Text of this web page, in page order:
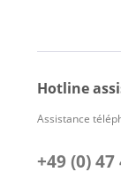
Hotline
Assistance
+49 (0) 47